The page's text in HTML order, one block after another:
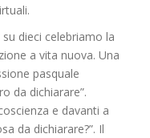
dieci celebriamo la
a vita nuova. Una
pasquale
da dichiarare”.
e davanti a
da dichiarare?”. Il